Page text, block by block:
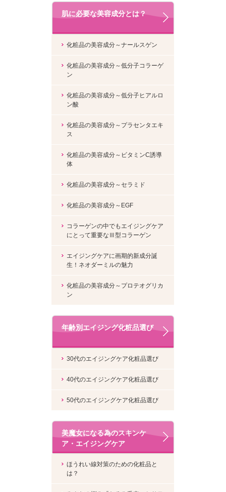
肌に必要な美容成分とは？
化粧品の美容成分～ナールスゲン
化粧品の美容成分～低分子コラーゲ
ン
化粧品の美容成分～低分子ヒアルロ
ン酸
化粧品の美容成分～プラセンタエキ
ス
化粧品の美容成分～ビタミンC誘導
体
化粧品の美容成分～セラミド
化粧品の美容成分～EGF
コラーゲンの中でもエイジングケア
にとって重要なⅢ型コラーゲン
エイジングケアに画期的新成分誕
生！ネオダーミルの魅力
化粧品の美容成分～プロテオグリカ
ン
年齢別エイジング化粧品選び
30代のエイジングケア化粧品選び
40代のエイジングケア化粧品選び
50代のエイジングケア化粧品選び
美魔女になる為のスキンケ
ア・エイジングケア
ほうれい線対策のための化粧品と
は？